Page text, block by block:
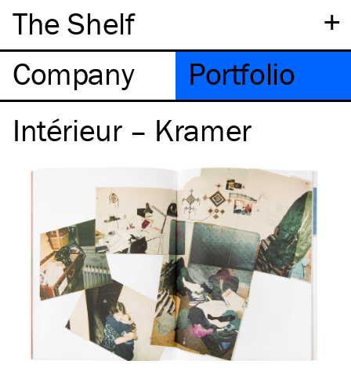
+
The Shelf
Company
Portfolio
Intérieur – Kramer